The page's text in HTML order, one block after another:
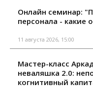
Онлайн семинар:
персонала - какие
11 августа 2026, 15:00
Мастер-класс
неваляшка 2.0:
когнитивный